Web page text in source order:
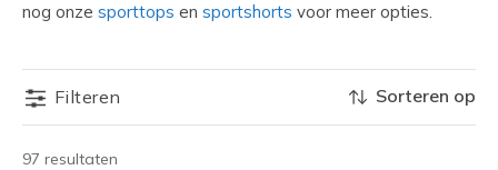
nog onze sporttops en sportshorts voor meer opties.
Filteren
97 resultaten
Sorteren op